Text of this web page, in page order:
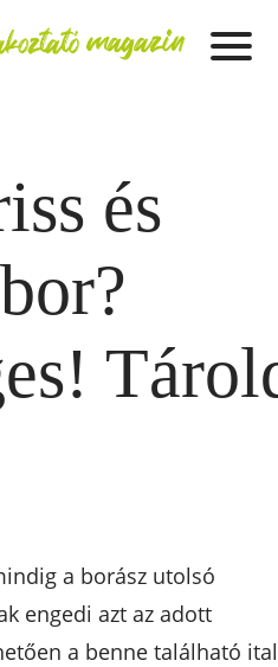
és
a borász utolsó
engedi azt az adott
a benne található ital